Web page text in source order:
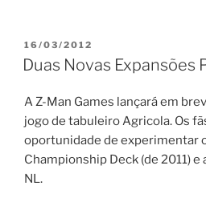
PUBLICADO
EM
16/03/2012
Duas Novas Expansões
A Z-Man Games lançará em
jogo de tabuleiro Agricola. Os
oportunidade de experimentar
Championship Deck (de 2011) e
NL.